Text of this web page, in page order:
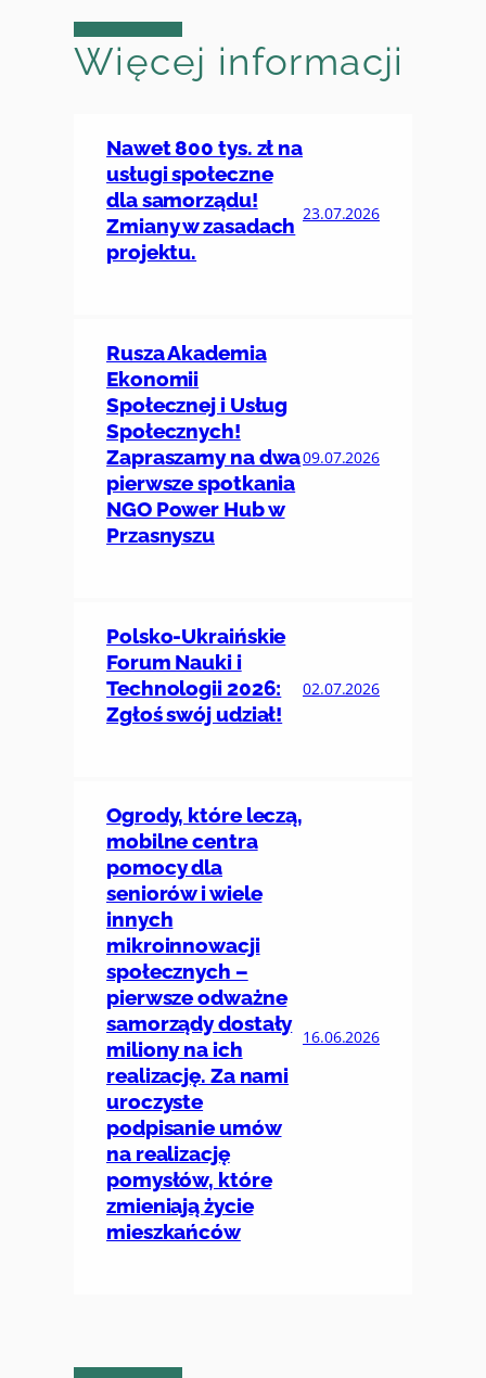
Więcej informacji
Nawet 800 tys. zł na
usługi społeczne
dla samorządu!
Zmiany w zasadach
projektu.
23.07.2026
Rusza Akademia
Ekonomii
Społecznej i Usług
Społecznych!
Zapraszamy na dwa
pierwsze spotkania
NGO Power Hub w
Przasnyszu
09.07.2026
Polsko-Ukraińskie
Forum Nauki i
Technologii 2026:
Zgłoś swój udział!
02.07.2026
Ogrody, które leczą,
mobilne centra
pomocy dla
seniorów i wiele
innych
mikroinnowacji
społecznych –
pierwsze odważne
samorządy dostały
miliony na ich
realizację. Za nami
uroczyste
podpisanie umów
na realizację
pomysłów, które
zmieniają życie
mieszkańców
16.06.2026